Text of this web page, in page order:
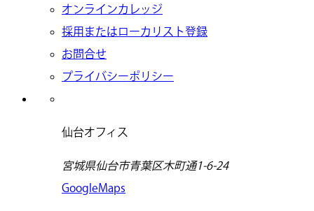
オンラインカレッジ
採用またはローカリスト登録
お問合せ
プライバシーポリシー
仙台オフィス
宮城県仙台市青葉区木町通1-6-24
GoogleMaps